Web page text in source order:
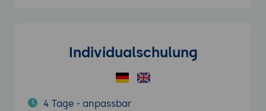
Individualschulung
4 Tage - anpassbar